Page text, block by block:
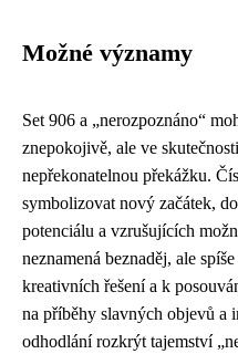
Možné významy
Set 906 a „nerozpoznáno“
znepokojivě, ale ve
nepřekonatelnou překážku.
symbolizovat nový začátek,
potenciálu a vzrušujících
neznamená beznaděj, ale
kreativních řešení a k
na příběhy slavných objevů a
odhodlání rozkrýt tajemství